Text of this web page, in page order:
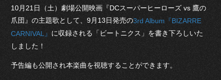
10月21日（土）劇場公開映画『DCスーパーヒーローズ vs 鷹の
爪団』の主題歌として、9月13日発売の3rd Album『BIZARRE
CARNIVAL』 に収録される「ビートニクス」を書き下ろしいた
しました！
予告編も公開され本楽曲を視聴することができます。